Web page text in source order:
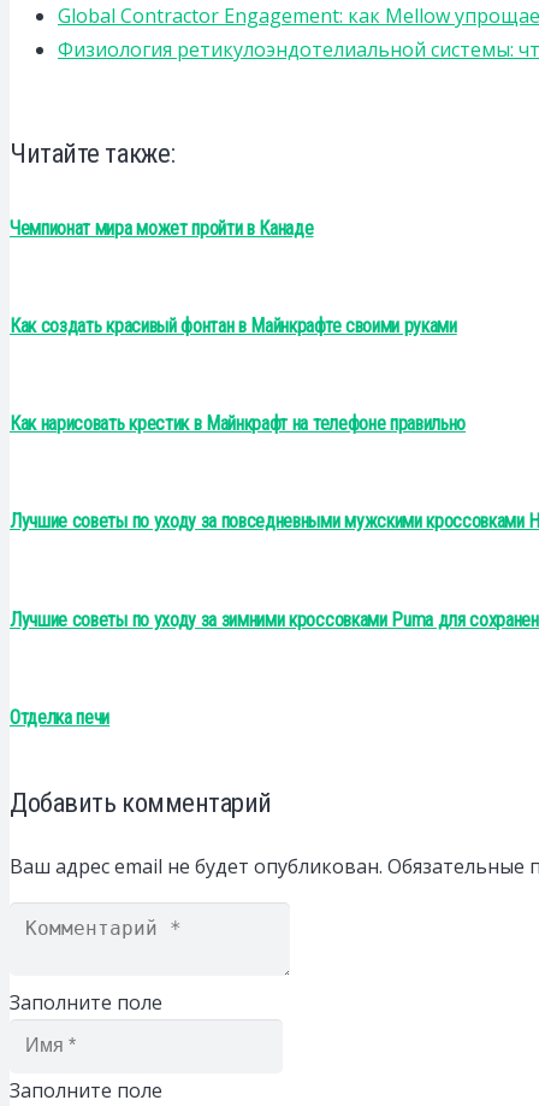
Global Contractor Engagement: как Mellow
Физиология ретикулоэндотелиальной системы:
Читайте также:
Чемпионат мира может пройти в Канаде
Как создать красивый фонтан в Майнкрафте своими руками
Как нарисовать крестик в Майнкрафт на телефоне правильно
Лучшие советы по уходу за повседневными мужскими кроссовками
Лучшие советы по уходу за зимними кроссовками Puma для
Отделка печи
Добавить комментарий
Ваш адрес email не будет опубликован. Обязательные
Заполните поле
Заполните поле